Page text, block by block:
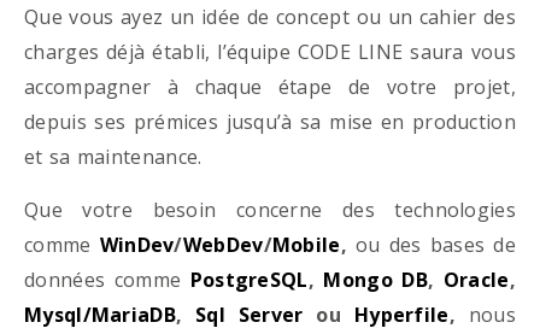
Que vous ayez un idée de concept ou un cahier des
charges déjà établi, l’équipe CODE LINE saura vous
accompagner à chaque étape de votre projet,
depuis ses prémices jusqu’à sa mise en production
et sa maintenance.
Que votre besoin concerne des technologies
comme WinDev/WebDev/Mobile, ou des bases de
données comme PostgreSQL, Mongo DB, Oracle,
Mysql/MariaDB, Sql Server ou Hyperfile, nous